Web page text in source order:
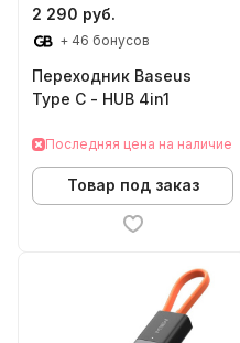
2 290 руб.
+ 46 бонусов
Переходник Baseus
Type C - HUB 4in1
Последняя цена на наличие
Товар под заказ